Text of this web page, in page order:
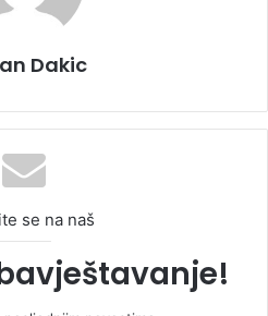
Dakic
se na naš